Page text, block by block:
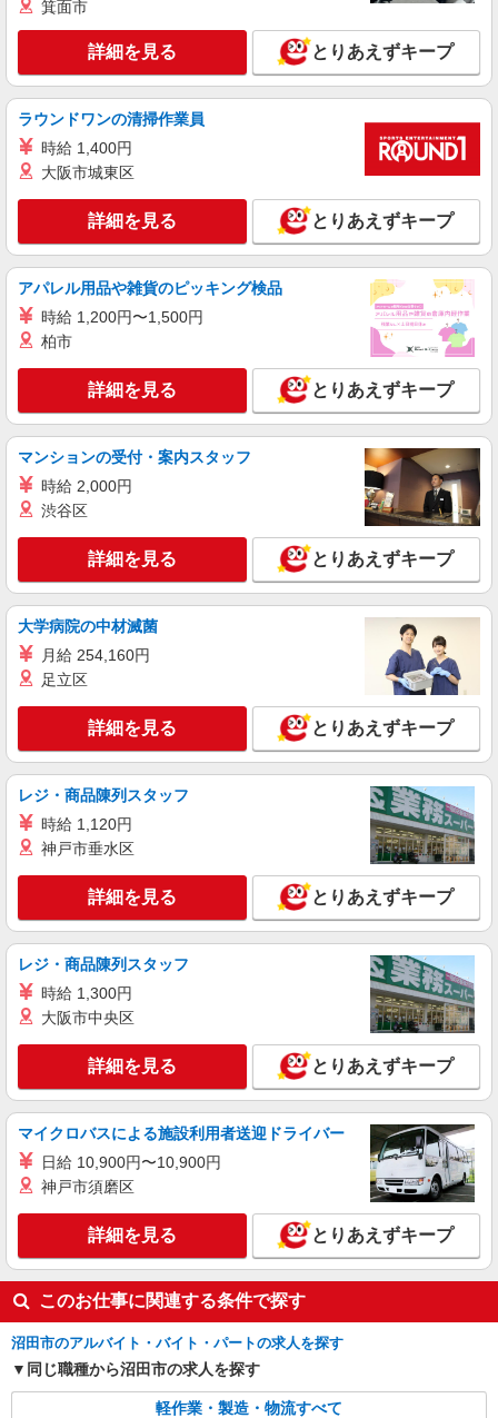
箕面市
詳細を見る とりあえずキープ
ラウンドワンの清掃作業員
時給 1,400円
大阪市城東区
詳細を見る とりあえずキープ
アパレル用品や雑貨のピッキング検品
時給 1,200円〜1,500円
柏市
詳細を見る とりあえずキープ
マンションの受付・案内スタッフ
時給 2,000円
渋谷区
詳細を見る とりあえずキープ
大学病院の中材滅菌
月給 254,160円
足立区
詳細を見る とりあえずキープ
レジ・商品陳列スタッフ
時給 1,120円
神戸市垂水区
詳細を見る とりあえずキープ
レジ・商品陳列スタッフ
時給 1,300円
大阪市中央区
詳細を見る とりあえずキープ
マイクロバスによる施設利用者送迎ドライバー
日給 10,900円〜10,900円
神戸市須磨区
詳細を見る とりあえずキープ
このお仕事に関連する条件で探す
沼田市のアルバイト・バイト・パートの求人を探す
同じ職種から沼田市の求人を探す
軽作業・製造・物流すべて